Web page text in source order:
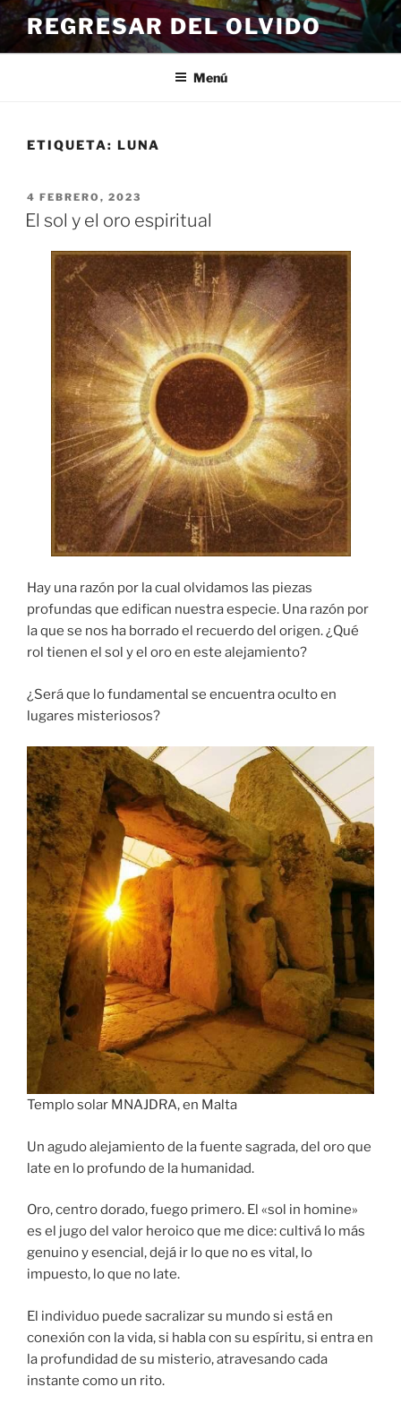
Ir
contenido
REGRESAR DEL OLVIDO
Menú
ETIQUETA: LUNA
PUBLICADO
EL
4 FEBRERO, 2023
El sol y el oro espiritual
Hay una razón por la cual olvidamos las piezas
profundas que edifican nuestra especie. Una razón por
la que se nos ha borrado el recuerdo del origen. ¿Qué
rol tienen el sol y el oro en este alejamiento?
¿Será que lo fundamental se encuentra oculto en
lugares misteriosos?
Templo solar MNAJDRA, en Malta
Un agudo alejamiento de la fuente sagrada, del oro que
late en lo profundo de la humanidad.
Oro, centro dorado, fuego primero. El «sol in homine»
es el jugo del valor heroico que me dice: cultivá lo más
genuino y esencial, dejá ir lo que no es vital, lo
impuesto, lo que no late.
El individuo puede sacralizar su mundo si está en
conexión con la vida, si habla con su espíritu, si entra en
la profundidad de su misterio, atravesando cada
instante como un rito.